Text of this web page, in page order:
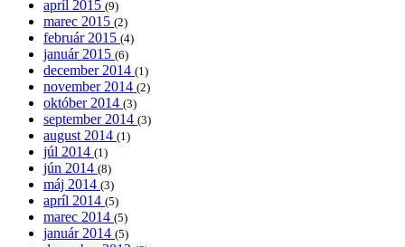
apríl 2015 (9)
marec 2015 (2)
február 2015 (4)
január 2015 (6)
december 2014 (1)
november 2014 (2)
október 2014 (3)
september 2014 (3)
august 2014 (1)
júl 2014 (1)
jún 2014 (8)
máj 2014 (3)
apríl 2014 (5)
marec 2014 (5)
január 2014 (5)